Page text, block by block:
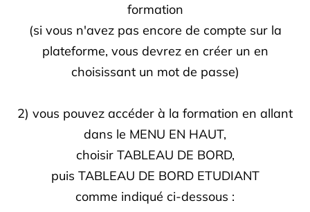
formation
(si vous n'avez pas encore de compte sur la
plateforme, vous devrez en créer un en
choisissant un mot de passe)
2) vous pouvez accéder à la formation en allant
dans le MENU EN HAUT,
choisir TABLEAU DE BORD,
puis TABLEAU DE BORD ETUDIANT
comme indiqué ci-dessous :